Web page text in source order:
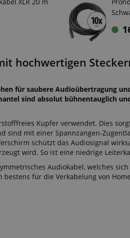
hochwertigen
für saubere Audioübertragung
sind absolut bühnentauglich
Kupfer verwendet. Dies
sind mit einer Spannzangen-
schützt das Audiosignal
wird. So ist eine niedrige
Audiokabel, welches
für die Verkabelung von